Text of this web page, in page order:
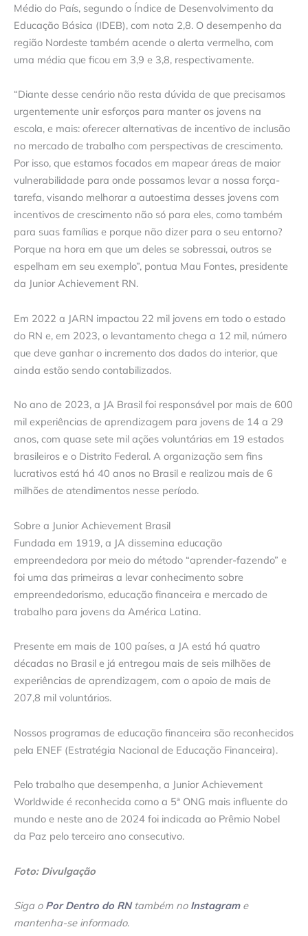
Médio do País, segundo o Índice de Desenvolvimento da
Educação Básica (IDEB), com nota 2,8. O desempenho da
região Nordeste também acende o alerta vermelho, com
uma média que ficou em 3,9 e 3,8, respectivamente.
“Diante desse cenário não resta dúvida de que precisamos
urgentemente unir esforços para manter os jovens na
escola, e mais: oferecer alternativas de incentivo de inclusão
no mercado de trabalho com perspectivas de crescimento.
Por isso, que estamos focados em mapear áreas de maior
vulnerabilidade para onde possamos levar a nossa força-
tarefa, visando melhorar a autoestima desses jovens com
incentivos de crescimento não só para eles, como também
para suas famílias e porque não dizer para o seu entorno?
Porque na hora em que um deles se sobressai, outros se
espelham em seu exemplo”, pontua Mau Fontes, presidente
da Junior Achievement RN.
Em 2022 a JARN impactou 22 mil jovens em todo o estado
do RN e, em 2023, o levantamento chega a 12 mil, número
que deve ganhar o incremento dos dados do interior, que
ainda estão sendo contabilizados.
No ano de 2023, a JA Brasil foi responsável por mais de 600
mil experiências de aprendizagem para jovens de 14 a 29
anos, com quase sete mil ações voluntárias em 19 estados
brasileiros e o Distrito Federal. A organização sem fins
lucrativos está há 40 anos no Brasil e realizou mais de 6
milhões de atendimentos nesse período.
Sobre a Junior Achievement Brasil
Fundada em 1919, a JA dissemina educação
empreendedora por meio do método “aprender-fazendo” e
foi uma das primeiras a levar conhecimento sobre
empreendedorismo, educação financeira e mercado de
trabalho para jovens da América Latina.
Presente em mais de 100 países, a JA está há quatro
décadas no Brasil e já entregou mais de seis milhões de
experiências de aprendizagem, com o apoio de mais de
207,8 mil voluntários.
Nossos programas de educação financeira são reconhecidos
pela ENEF (Estratégia Nacional de Educação Financeira).
Pelo trabalho que desempenha, a Junior Achievement
Worldwide é reconhecida como a 5ª ONG mais influente do
mundo e neste ano de 2024 foi indicada ao Prêmio Nobel
da Paz pelo terceiro ano consecutivo.
Foto: Divulgação
Siga o Por Dentro do RNtambém no Instagrame
mantenha-se informado.